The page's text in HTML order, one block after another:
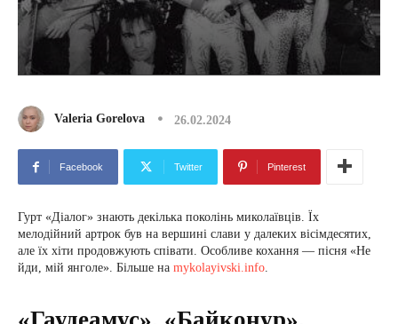
Valeria Gorelova 26.02.2024
Facebook Twitter Pinterest
Гурт «Діалог» знають декілька поколінь миколаївців. Їх
мелодійний артрок був на вершині слави у далеких вісімдесятих,
але їх хіти продовжують співати. Особливе кохання — пісня «Не
йди, мій янголе». Більше на mykolayivski.info.